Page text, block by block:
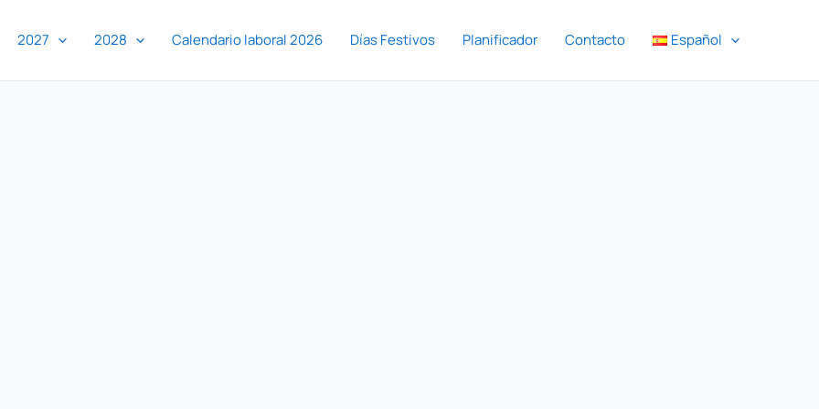
2027 2028 Calendario laboral 2026 Días Festivos Planificador Contacto Español